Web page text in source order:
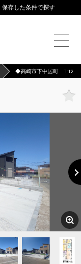
保存した条件で探す
◆高崎市下中居町 TH2